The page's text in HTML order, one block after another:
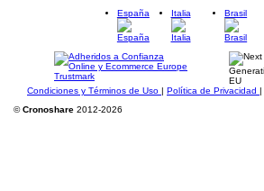
España
Italia Brasil
Condiciones y Términos de Uso | Política de Privacidad |
©Cronoshare 2012-2026